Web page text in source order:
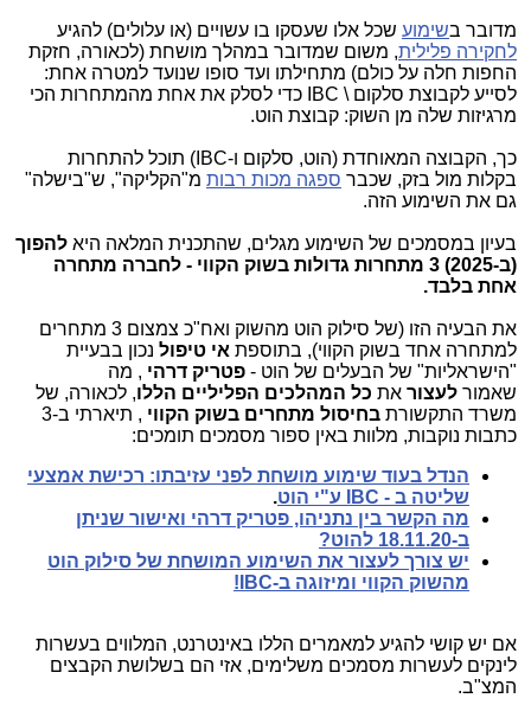
מדובר בשימוע שכל אלו שעסקו בו עשויים (או עלולים) להגיע
לחקירה פלילית, משום שמדובר במהלך מושחת (לכאורה, חזקת
החפות חלה על כולם) מתחילתו ועד סופו שנועד למטרה אחת:
לסייע לקבוצת סלקום \ IBC כדי לסלק את אחת מהמתחרות הכי
מרגיזות שלה מן השוק: קבוצת הוט.
כך, הקבוצה המאוחדת (הוט, סלקום ו-IBC ) תוכל להתחרות
בקלות מול בזק, שכבר ספגה מכות רבות מ"הקליקה", ש"בישלה"
גם את השימוע הזה.
בעיון במסמכים של השימוע מגלים, שהתכנית המלאה היא להפוך
(ב-2025) 3 מתחרות גדולות בשוק הקווי - לחברה מתחרה
אחת בלבד.
את הבעיה הזו (של סילוק הוט מהשוק ואח"כ צמצום 3 מתחרים
למתחרה אחד בשוק הקווי), בתוספת אי טיפול נכון בבעיית
"הישראליות" של הבעלים של הוט - פטריק דרהי , מה
שאמור לעצור את כל המהלכים הפליליים הללו, לכאורה, של
משרד התקשורת בחיסול מתחרים בשוק הקווי ,
תיארתי ב-3
כתבות נוקבות, מלוות באין ספור מסמכים תומכים:
הנדל בעוד שימוע מושחת לפני עזיבתו: רכישת אמצעי
שליטה ב - IBC ע"י הוט.
מה הקשר בין נתניהו, פטריק דרהי ואישור שניתן
ב-18.11.20 להוט
?
יש צורך לעצור את השימוע המושחת של סילוק הוט
מהשוק הקווי ומיזוגה ב-IBC
!
אם יש קושי להגיע למאמרים הללו באינטרנט, המלווים בעשרות
לינקים לעשרות מסמכים משלימים, אזי הם בשלושת הקבצים
המצ"ב.